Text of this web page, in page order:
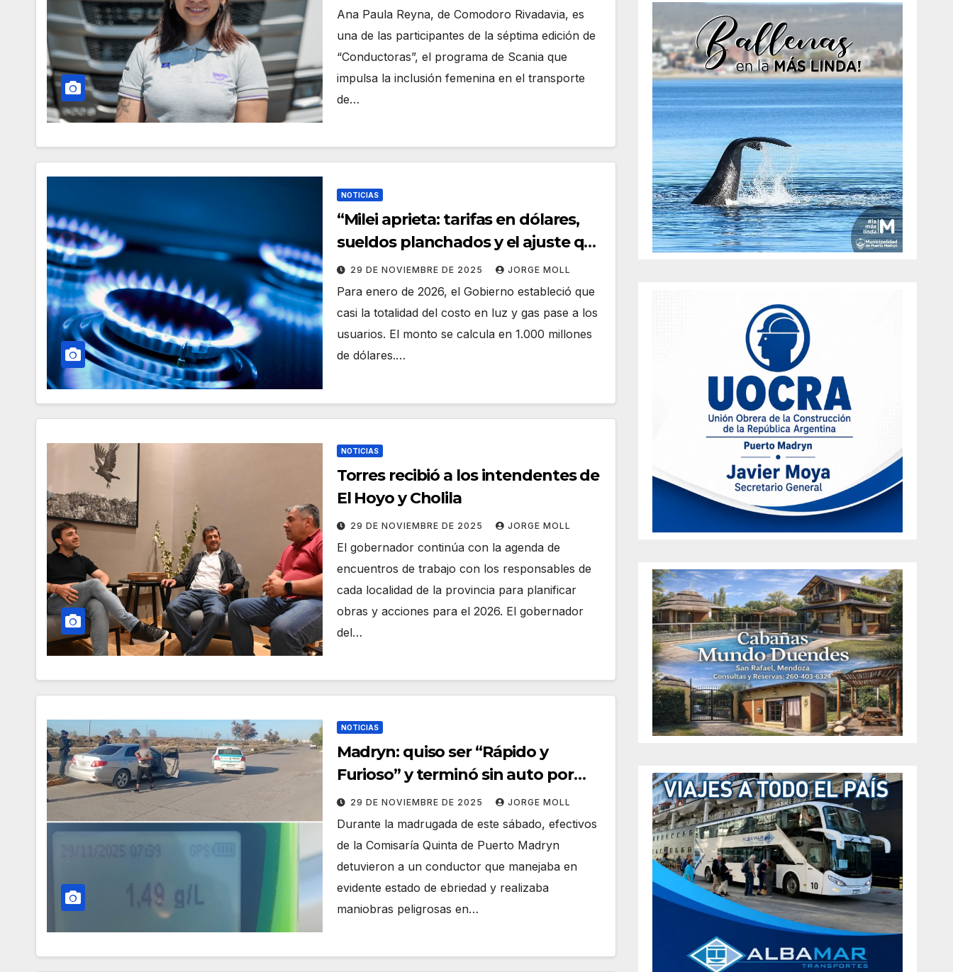
mujeres”
Ana Paula Reyna, de Comodoro Rivadavia, es
una de las participantes de la séptima edición de
“Conductoras”, el programa de Scania que
impulsa la inclusión femenina en el transporte
de…
NOTICIAS
“Milei aprieta: tarifas en dólares,
sueldos planchados y el ajuste que
cae sobre los sectores populares”
29 DE NOVIEMBRE DE 2025 JORGE MOLL
Para enero de 2026, el Gobierno estableció que
casi la totalidad del costo en luz y gas pase a los
usuarios. El monto se calcula en 1.000 millones
de dólares.…
NOTICIAS
Torres recibió a los intendentes de
El Hoyo y Cholila
29 DE NOVIEMBRE DE 2025 JORGE MOLL
El gobernador continúa con la agenda de
encuentros de trabajo con los responsables de
cada localidad de la provincia para planificar
obras y acciones para el 2026. El gobernador
del…
NOTICIAS
Madryn: quiso ser “Rápido y
Furioso” y terminó sin auto por
manejar pasado de copas
29 DE NOVIEMBRE DE 2025 JORGE MOLL
Durante la madrugada de este sábado, efectivos
de la Comisaría Quinta de Puerto Madryn
detuvieron a un conductor que manejaba en
evidente estado de ebriedad y realizaba
maniobras peligrosas en…